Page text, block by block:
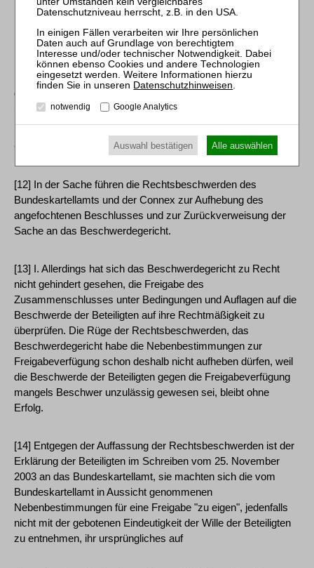
Regio durch die Freigabeverfügung in ihren wirtschaftlichen
Lekkerland). Ob Connex, wie die Beteiligten meinen, mit
Beschwerde und Rechtsbeschwerde auch oder gar vorrangig
das Ziel verfolgt, die Ausschreibungspflichtigkeit von SPNV-
und ÖSPV-Leistungen klären zu lassen, ist unerheblich.
C.
[12] In der Sache führen die Rechtsbeschwerden des
Bundeskartellamts und der Connex zur Aufhebung des
angefochtenen Beschlusses und zur Zurückverweisung der
Sache an das Beschwerdegericht.
[13] I. Allerdings hat sich das Beschwerdegericht zu Recht
nicht gehindert gesehen, die Freigabe des
Zusammenschlusses unter Bedingungen und Auflagen auf die
Beschwerde der Beteiligten auf ihre Rechtmäßigkeit zu
überprüfen. Die Rüge der Rechtsbeschwerden, das
Beschwerdegericht habe die Nebenbestimmungen zur
Freigabeverfügung schon deshalb nicht aufheben dürfen, weil
die Beschwerde der Beteiligten gegen die Freigabeverfügung
mangels Beschwer unzulässig gewesen sei, bleibt ohne
Erfolg.
[14] Entgegen der Auffassung der Rechtsbeschwerden ist der
Erklärung der Beteiligten im Schreiben vom 25. November
2003 an das Bundeskartellamt, sie machten sich die vom
Bundeskartellamt in Aussicht genommenen
Nebenbestimmungen für eine Freigabe "zu eigen", jedenfalls
nicht mit der gebotenen Eindeutigkeit der Wille der Beteiligten
zu entnehmen, ihr ursprüngliches auf
Datenschutzhinweisen
notwendig Google Analytics
Auswahl bestätigen Alle auswählen